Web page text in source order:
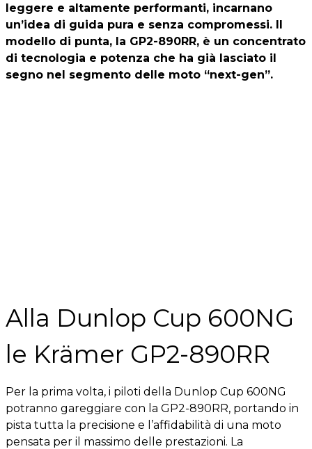
leggere e altamente performanti, incarnano
un’idea di guida pura e senza compromessi. Il
modello di punta, la GP2-890RR, è un concentrato
di tecnologia e potenza che ha già lasciato il
segno nel segmento delle moto “next-gen”.
Alla Dunlop Cup 600NG
le Krämer GP2-890RR
Per la prima volta, i piloti della Dunlop Cup 600NG
potranno gareggiare con la GP2-890RR, portando in
pista tutta la precisione e l’affidabilità di una moto
pensata per il massimo delle prestazioni. La